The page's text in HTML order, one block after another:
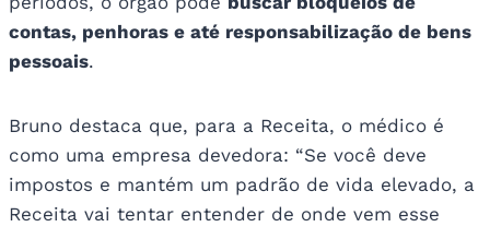
contas, penhoras e até responsabilização de bens
pessoais.
Bruno destaca que, para a Receita, o médico é
como uma empresa devedora: “Se você deve
impostos e mantém um padrão de vida elevado, a
Receita vai tentar entender de onde vem esse